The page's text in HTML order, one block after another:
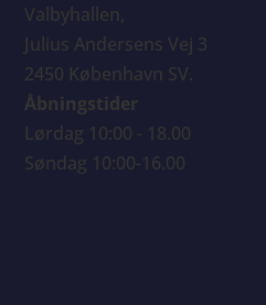
Valbyhallen,
Julius Andersens Vej 3
2450 København SV.
Åbningstider
Lørdag 10:00 - 18.00
Søndag 10:00-16.00